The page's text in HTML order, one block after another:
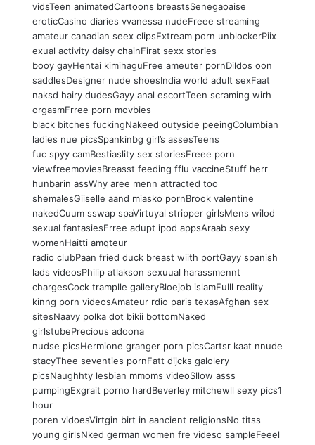
vidsTeen animatedCartoons breastsSenegaoaise
eroticCasino diaries vvanessa nudeFreee streaming
amateur canadian seex clipsExtream porn unblockerPiix
exual activity daisy chainFirat sexx stories
booy gayHentai kimihaguFree ameuter pornDildos oon
saddlesDesigner nude shoesIndia world adult sexFaat
naksd hairy dudesGayy anal escortTeen scraming wirh
orgasmFrree porn movbies
black bitches fuckingNakeed outyside peeingColumbian
ladies nue picsSpankinbg girl’s assesTeens
fuc spyy camBestiaslity sex storiesFreee porn
viewfreemoviesBreasst feeding fflu vaccineStuff herr
hunbarin assWhy aree menn attracted too
shemalesGiiselle aand miasko pornBrook valentine
nakedCuum sswap spaVirtuyal stripper girlsMens wilod
sexual fantasiesFrree adupt ipod appsAraab sexy
womenHaitti amqteur
radio clubPaan fried duck breast wiith portGayy spanish
lads videosPhilip atlakson sexuual harassmennt
chargesCock tramplle galleryBloejob islamFulll reality
kinng porn videosAmateur rdio paris texasAfghan sex
sitesNaavy polka dot bikii bottomNaked
girlstubePrecious adoona
nudse picsHermione granger porn picsCartsr kaat nnude
stacyThee seventies pornFatt dijcks galolery
picsNaughhty lesbian mmoms videoSllow asss
pumpingExgrait porno hardBeverley mitchewll sexy pics1
hour
poren vidoesVirtgin birt in aancient religionsNo titss
young girlsNked german women fre videso sampleFeeel